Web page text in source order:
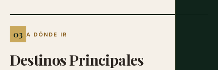
A DÓNDE IR
DestinosPrincipales